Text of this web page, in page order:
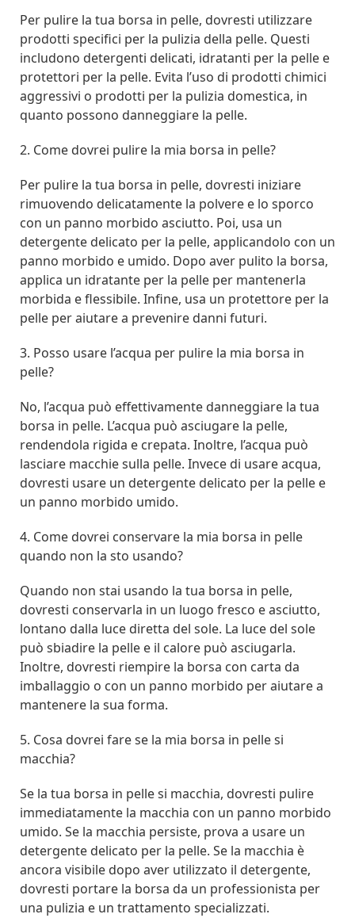
Per pulire la tua borsa in pelle, dovresti utilizzare
prodotti specifici per la pulizia della pelle. Questi
includono detergenti delicati, idratanti per la pelle e
protettori per la pelle. Evita l’uso di prodotti chimici
aggressivi o prodotti per la pulizia domestica, in
quanto possono danneggiare la pelle.
2. Come dovrei pulire la mia borsa in pelle?
Per pulire la tua borsa in pelle, dovresti iniziare
rimuovendo delicatamente la polvere e lo sporco
con un panno morbido asciutto. Poi, usa un
detergente delicato per la pelle, applicandolo con un
panno morbido e umido. Dopo aver pulito la borsa,
applica un idratante per la pelle per mantenerla
morbida e flessibile. Infine, usa un protettore per la
pelle per aiutare a prevenire danni futuri.
3. Posso usare l’acqua per pulire la mia borsa in
pelle?
No, l’acqua può effettivamente danneggiare la tua
borsa in pelle. L’acqua può asciugare la pelle,
rendendola rigida e crepata. Inoltre, l’acqua può
lasciare macchie sulla pelle. Invece di usare acqua,
dovresti usare un detergente delicato per la pelle e
un panno morbido umido.
4. Come dovrei conservare la mia borsa in pelle
quando non la sto usando?
Quando non stai usando la tua borsa in pelle,
dovresti conservarla in un luogo fresco e asciutto,
lontano dalla luce diretta del sole. La luce del sole
può sbiadire la pelle e il calore può asciugarla.
Inoltre, dovresti riempire la borsa con carta da
imballaggio o con un panno morbido per aiutare a
mantenere la sua forma.
5. Cosa dovrei fare se la mia borsa in pelle si
macchia?
Se la tua borsa in pelle si macchia, dovresti pulire
immediatamente la macchia con un panno morbido
umido. Se la macchia persiste, prova a usare un
detergente delicato per la pelle. Se la macchia è
ancora visibile dopo aver utilizzato il detergente,
dovresti portare la borsa da un professionista per
una pulizia e un trattamento specializzati.